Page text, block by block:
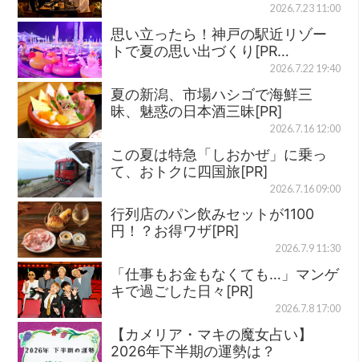
2026.7.23 11:00
思い立ったら！神戸の駅近リゾー
トで夏の思い出づくり[PR…
2026.7.22 19:40
夏の新潟、市場ハシゴで海鮮三
昧、魅惑の日本酒三昧[PR]
2026.7.16 12:00
この夏は特急「しおかぜ」に乗っ
て、おトクに四国旅[PR]
2026.7.16 09:00
行列店のパン飲みセットが1100
円！？お得ワザ[PR]
2026.7.9 11:30
「仕事もお金もなくても…」マンゲ
キで過ごした日々[PR]
2026.7.8 17:00
【カメリア・マキの魔女占い】
2026年下半期の運勢は？